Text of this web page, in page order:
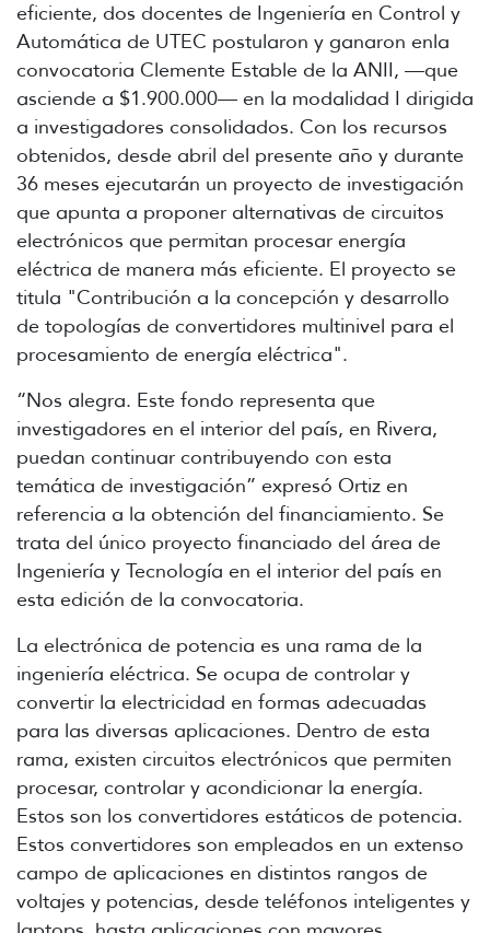
eficiente, dos docentes de Ingeniería en Control y
Automática de UTEC postularon y ganaron enla
convocatoria Clemente Estable de la ANII, —que
asciende a $1.900.000— en la modalidad I dirigida
a investigadores consolidados. Con los recursos
obtenidos, desde abril del presente año y durante
36 meses ejecutarán un proyecto de investigación
que apunta a proponer alternativas de circuitos
electrónicos que permitan procesar energía
eléctrica de manera más eficiente. El proyecto se
titula "Contribución a la concepción y desarrollo
de topologías de convertidores multinivel para el
procesamiento de energía eléctrica".
“Nos alegra. Este fondo representa que
investigadores en el interior del país, en Rivera,
puedan continuar contribuyendo con esta
temática de investigación” expresó Ortiz en
referencia a la obtención del financiamiento. Se
trata del único proyecto financiado del área de
Ingeniería y Tecnología en el interior del país en
esta edición de la convocatoria.
La electrónica de potencia es una rama de la
ingeniería eléctrica. Se ocupa de controlar y
convertir la electricidad en formas adecuadas
para las diversas aplicaciones. Dentro de esta
rama, existen circuitos electrónicos que permiten
procesar, controlar y acondicionar la energía.
Estos son los convertidores estáticos de potencia.
Estos convertidores son empleados en un extenso
campo de aplicaciones en distintos rangos de
voltajes y potencias, desde teléfonos inteligentes y